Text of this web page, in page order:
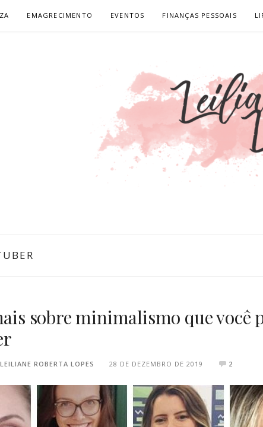
EMAGRECIMENTO EVENTOS FINANÇAS PESSOAIS
sobre minimalismo que você
LEILIANE ROBERTA LOPES 28 DE DEZEMBRO DE 2019 2